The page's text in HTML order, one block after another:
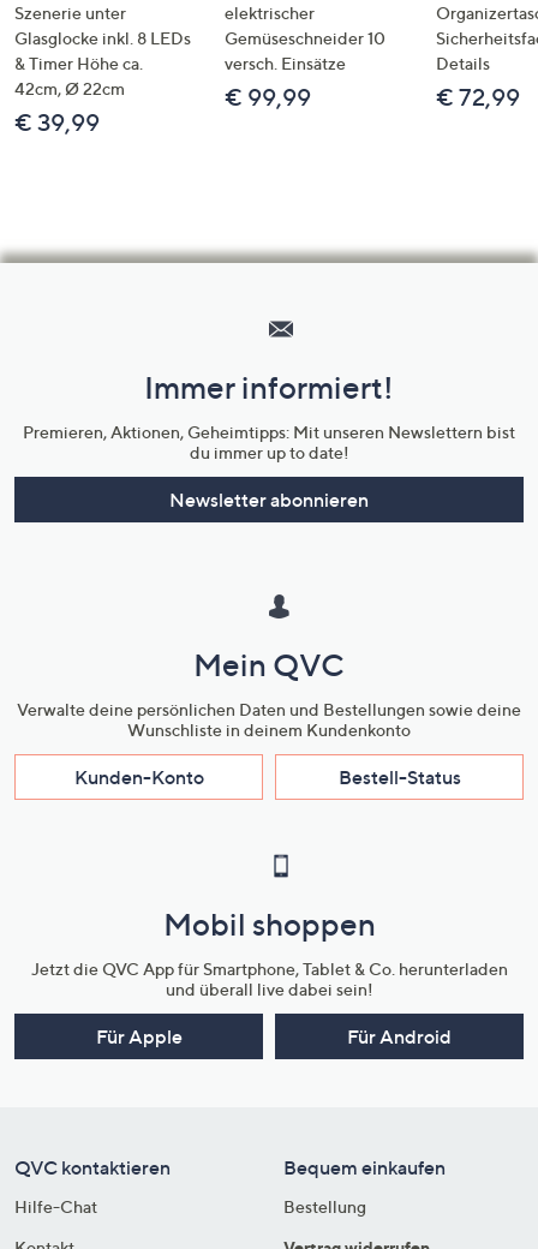
Szenerie unter
Glasglocke inkl. 8 LEDs
& Timer Höhe ca.
42cm, Ø 22cm
€ 39,99
elektrischer
Gemüseschneider 10
versch. Einsätze
€ 99,99
Details
€ 72,99
Unternehmensinformationen
Immer informiert!
Premieren, Aktionen, Geheimtipps: Mit unseren Newslettern bist
du immer up to date!
Newsletter abonnieren
Mein QVC
Verwalte deine persönlichen Daten und Bestellungen sowie deine
Wunschliste in deinem Kundenkonto
Kunden-Konto Bestell-Status
Mobil shoppen
Jetzt die QVC App für Smartphone, Tablet & Co. herunterladen
und überall live dabei sein!
Für Apple Für Android
QVC kontaktieren
Hilfe-Chat
Bequem einkaufen
Bestellung